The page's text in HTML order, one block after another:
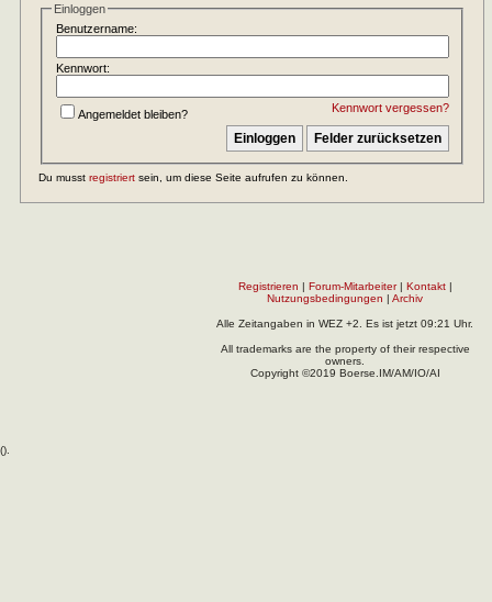
Einloggen
Benutzername:
Kennwort:
Kennwort vergessen?
Angemeldet bleiben?
Du musst registriert sein, um diese Seite aufrufen zu können.
Registrieren | Forum-Mitarbeiter| Kontakt|
Nutzungsbedingungen | Archiv
Alle Zeitangaben in WEZ +2. Es ist jetzt 09:21 Uhr.
All trademarks are the property of their respective
owners.
Copyright ©2019 Boerse.IM/AM/IO/AI
().